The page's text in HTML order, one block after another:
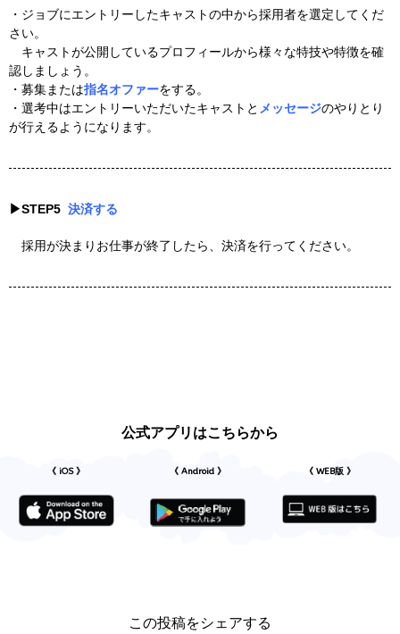
・ジョブにエントリーしたキャストの中から採用者を選定してくだ
さい。
キャストが公開しているプロフィールから様々な特技や特徴を確
認しましょう。
・募集または指名オファーをする。
・選考中はエントリーいただいたキャストと メッセージのやりとり
が行えるようになります。
▶︎STEP5 決済する
採用が決まりお仕事が終了したら、決済を行ってください。
公式アプリはこちらから
《 iOS 》 《 Android 》 《 WEB版 》
この投稿をシェアする